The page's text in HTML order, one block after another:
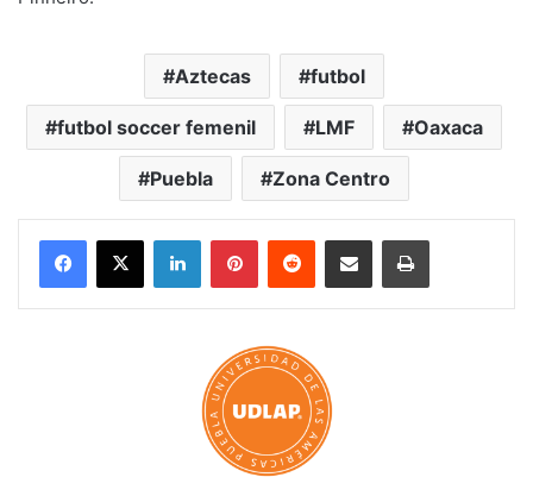
Aztecas futbol
futbol soccer femenil LMF Oaxaca
Puebla Zona Centro
LinkedInPinterestReddit Share via Email Print